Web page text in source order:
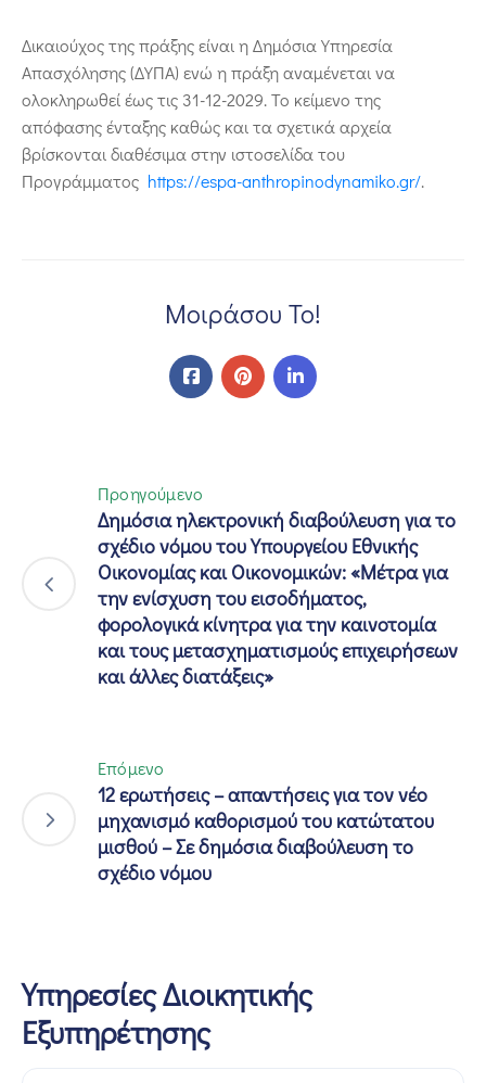
Δικαιούχος της πράξης είναι η Δημόσια Υπηρεσία
Απασχόλησης (ΔΥΠΑ) ενώ η πράξη αναμένεται να
ολοκληρωθεί έως τις 31-12-2029. Το κείμενο της
απόφασης ένταξης καθώς και τα σχετικά αρχεία
βρίσκονται διαθέσιμα στην ιστοσελίδα του
Προγράμματος https://espa-anthropinodynamiko.gr/.
Μοιράσου Το!
Προηγούμενο
Δημόσια ηλεκτρονική διαβούλευση για το
σχέδιο νόμου του Υπουργείου Εθνικής
Οικονομίας και Οικονομικών: «Μέτρα για
την ενίσχυση του εισοδήματος,
φορολογικά κίνητρα για την καινοτομία
και τους μετασχηματισμούς επιχειρήσεων
και άλλες διατάξεις»
Επόμενο
12 ερωτήσεις – απαντήσεις για τον νέο
μηχανισμό καθορισμού του κατώτατου
μισθού – Σε δημόσια διαβούλευση το
σχέδιο νόμου
Υπηρεσίες Διοικητικής
Εξυπηρέτησης